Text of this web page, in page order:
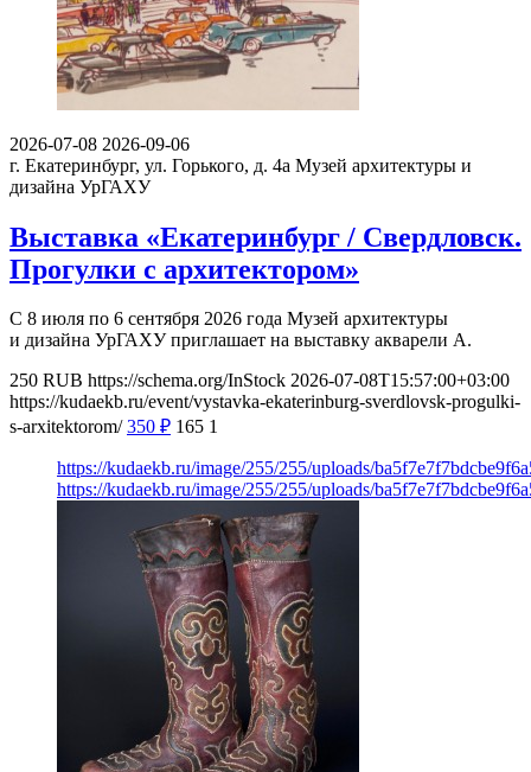
2026-07-08 2026-09-06
г. Екатеринбург, ул. Горького, д. 4а Музей архитектуры и
дизайна УрГАХУ
Выставка «Екатеринбург / Свердловск.
Прогулки с архитектором»
С 8 июля по 6 сентября 2026 года Музей архитектуры
и дизайна УрГАХУ приглашает на выставку акварели А.
250 RUB https://schema.org/InStock 2026-07-08T15:57:00+03:00
https://kudaekb.ru/event/vystavka-ekaterinburg-sverdlovsk-progulki-
s-arxitektorom/ 350 ₽ 165 1
https://kudaekb.ru/image/255/255/uploads/
https://kudaekb.ru/image/255/255/uploads/